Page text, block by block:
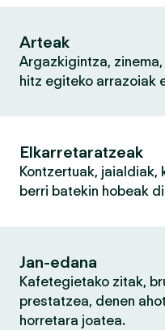
Arteak
Argazkigintza,
hitz egiteko arrazoiak
Elkarretaratzeak
Kontzertuak,
berri batekin hobeak
Jan-edana
Kafetegietako zitak,
prestatzea, denen
horretara joatea.